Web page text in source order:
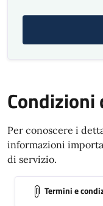
Condizioni
Per conoscere i
informazioni
di servizio.
Termini e